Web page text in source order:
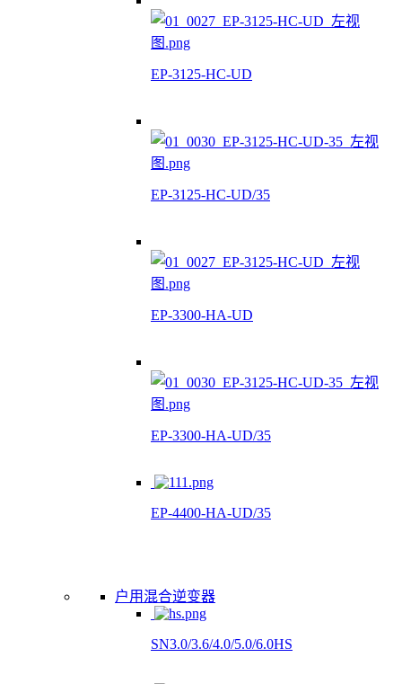
EP-3125-HC-UD
EP-3125-HC-UD/35
EP-3300-HA-UD
EP-3300-HA-UD/35
EP-4400-HA-UD/35
户用混合逆变器
SN3.0/3.6/4.0/5.0/6.0HS